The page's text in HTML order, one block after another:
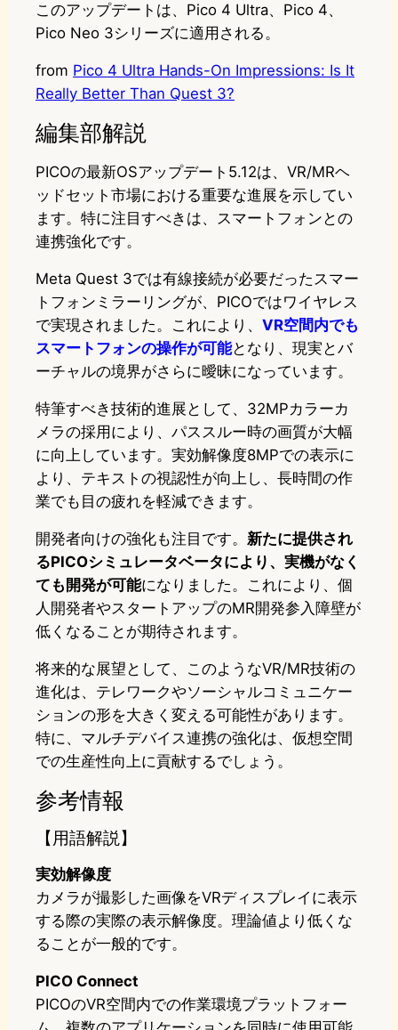
このアップデートは、Pico 4 Ultra、Pico 4、
Pico Neo 3シリーズに適用される。
from Pico 4 Ultra Hands-On Impressions: Is It
Really Better Than Quest 3?
編集部解説
PICOの最新OSアップデート5.12は、VR/MRヘ
ッドセット市場における重要な進展を示してい
ます。特に注目すべきは、スマートフォンとの
連携強化です。
Meta Quest 3では有線接続が必要だったスマー
トフォンミラーリングが、PICOではワイヤレス
で実現されました。これにより、 VR空間内でも
スマートフォンの操作が可能となり、現実とバ
ーチャルの境界がさらに曖昧になっています。
特筆すべき技術的進展として、32MPカラーカ
メラの採用により、パススルー時の画質が大幅
に向上しています。実効解像度8MPでの表示に
より、テキストの視認性が向上し、長時間の作
業でも目の疲れを軽減できます。
開発者向けの強化も注目です。 新たに提供され
るPICOシミュレータベータにより、実機がなく
ても開発が可能になりました。これにより、個
人開発者やスタートアップのMR開発参入障壁が
低くなることが期待されます。
将来的な展望として、このようなVR/MR技術の
進化は、テレワークやソーシャルコミュニケー
ションの形を大きく変える可能性があります。
特に、マルチデバイス連携の強化は、仮想空間
での生産性向上に貢献するでしょう。
参考情報
【用語解説】
実効解像度
カメラが撮影した画像をVRディスプレイに表示
する際の実際の表示解像度。理論値より低くな
ることが一般的です。
PICO Connect
PICOのVR空間内での作業環境プラットフォー